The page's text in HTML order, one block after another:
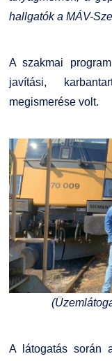
hallgatók a MÁV-
A szakmai
javítási,
megismerése volt.
A látogatás során